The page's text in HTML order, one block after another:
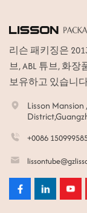
리슨 패키징은
브, ABL 튜브, 화
보유하고 있습니
Lisson
+0086